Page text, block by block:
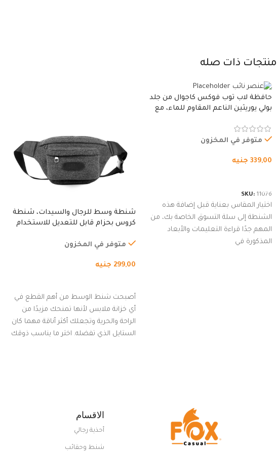
منتجات ذات صله
حافظة لاب توب فوكس كاجوال من جلد
بولي يوريثين الناعم المقاوم للماء، مع
متوفر في المخزون
339,00 جنيه
SKU: 11076
اختيار المقاس بعناية قبل إضافة هذه
الشنطة إلى سلة التسوق الخاصة بك، من
المهم جدًا قراءة التعليمات والأبعاد
المذكورة في
شنطة وسط للرجال والسيدات، شنطة
كروس بحزام قابل للتعديل للاستخدام
المشي لمسافات طويلة، وركوب
متوفر في المخزون
299,00 جنيه
أصبحت شنط الوسط من أهم القطع في
أي خزانة ملابس لأنها تمنحك مزيدًا من
الراحة والحرية وتجعلك أكثر أناقة مهما كان
الستايل الذي تفضله. اختر ما يناسب ذوقك
الاقسام
أحذية رجالي
شنط وحقائب